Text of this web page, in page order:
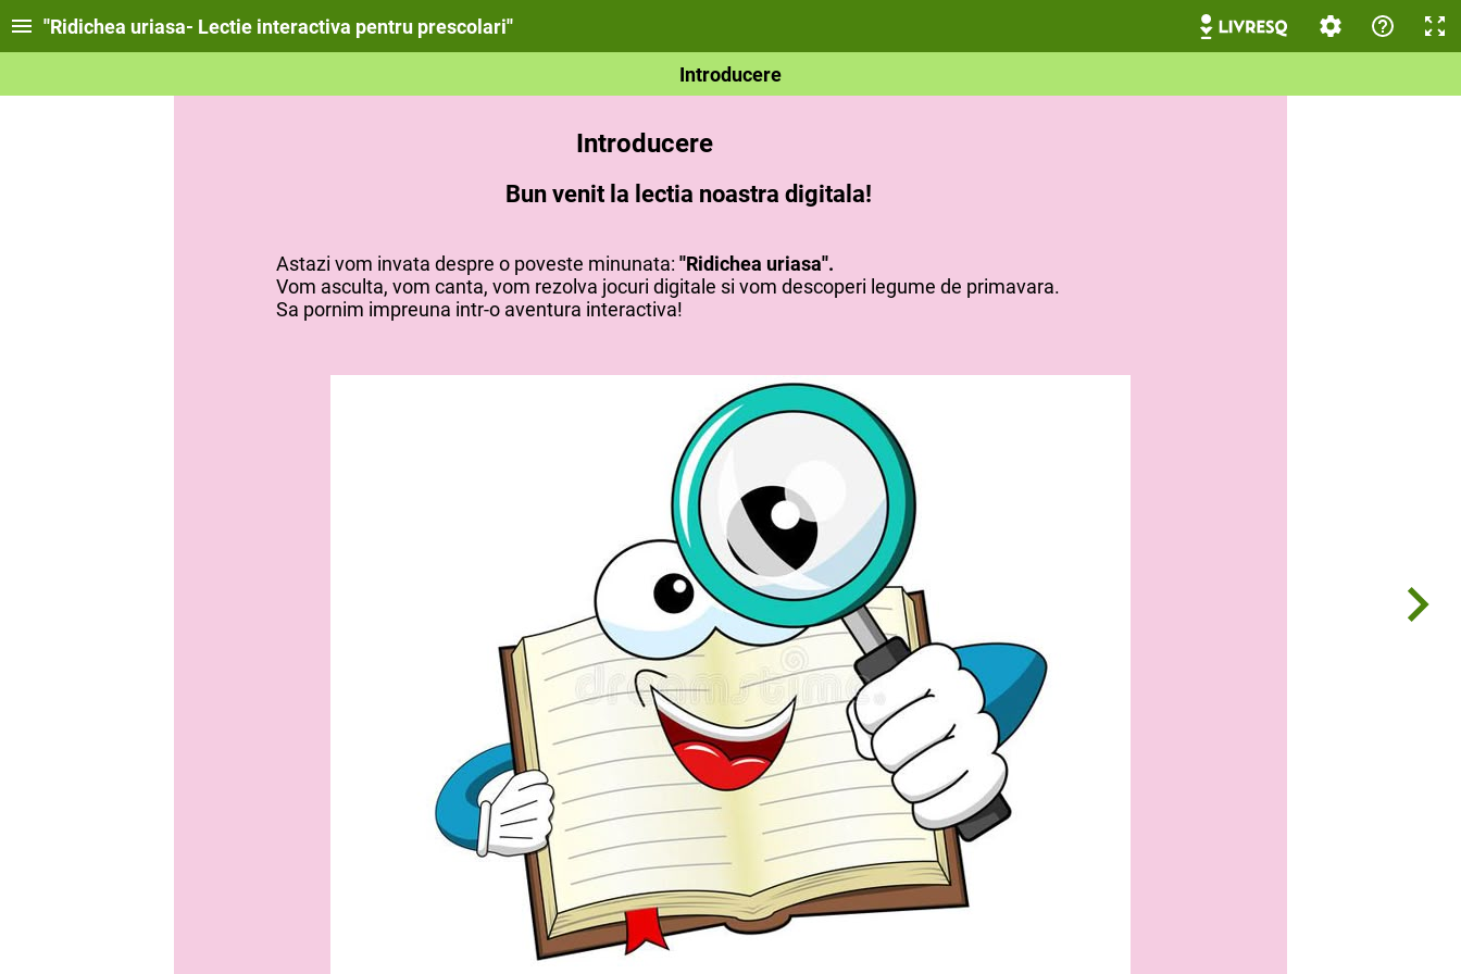
''Ridichea uriasa- Lectie interactiva pentru prescolari''
Introducere
Introducere
Bun venit la lectia noastra digitala!
Astazi vom invata despre o poveste minunata: ''Ridichea uriasa''.
Vom asculta, vom canta, vom rezolva jocuri digitale si vom descoperi legume de primavara.
Sa pornim impreuna intr-o aventura interactiva!